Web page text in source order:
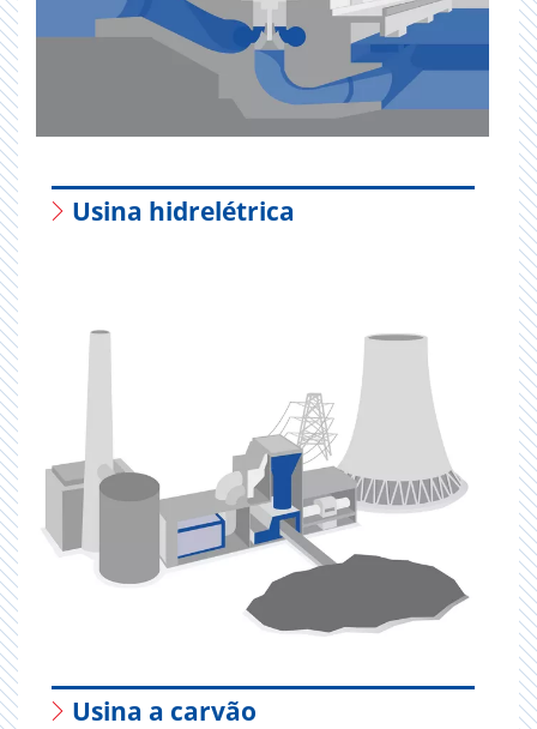
Usina hidrelétrica
Usina a carvão